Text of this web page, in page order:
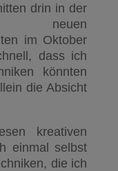
drin in der
neuen
im Oktober
dass ich
könnten
die Absicht
kreativen
einmal selbst
die ich